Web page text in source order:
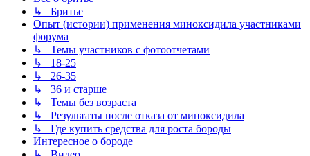
↳ Бритье
Опыт (истории) применения миноксидила участниками
форума
↳ Темы участников с фотоотчетами
↳ 18-25
↳ 26-35
↳ 36 и старше
↳ Темы без возраста
↳ Результаты после отказа от миноксидила
↳ Где купить средства для роста бороды
Интересное о бороде